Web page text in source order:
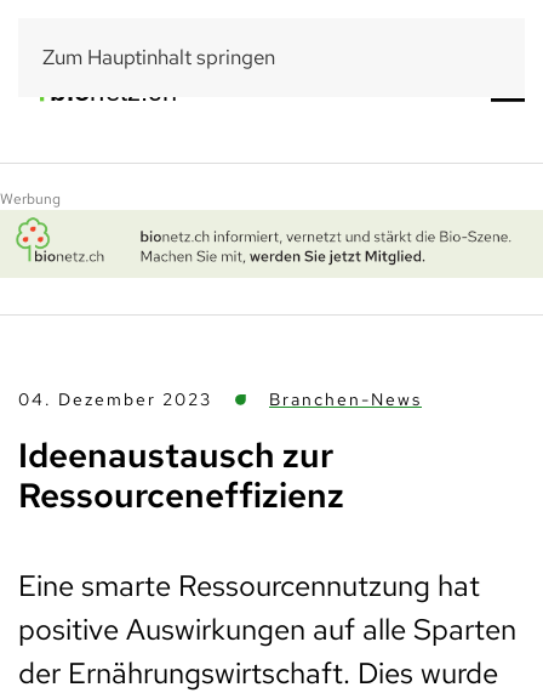
Zum Hauptinhalt springen
Werbung
04. Dezember 2023 Branchen-News
Ideenaustausch zur
Ressourceneffizienz
Eine smarte Ressourcennutzung hat
positive Auswirkungen auf alle Sparten
der Ernährungswirtschaft. Dies wurde